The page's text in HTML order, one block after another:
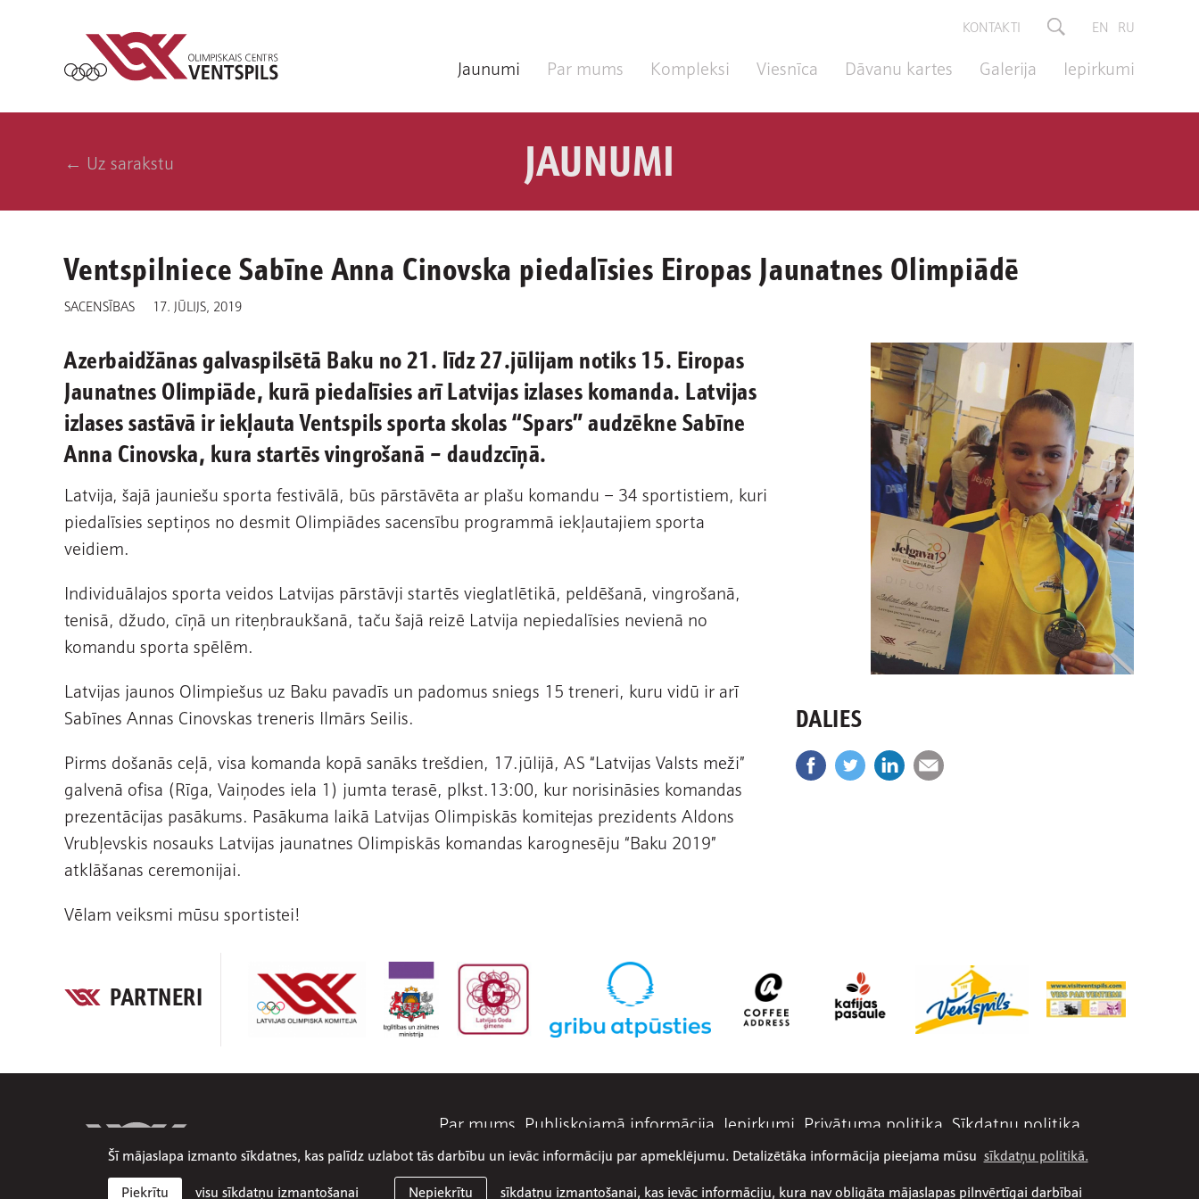
Šī mājaslapa izmanto sīkdatnes, kas palīdz uzlabot tās darbību un ievāc informāciju par apmeklējumu. Detalizētāka informācija pieejama mūsu sīkdatņu politikā.
Nepiekrītu
sīkdatņu izmantošanai, kas ievāc informāciju, kura nav obligāta mājaslapas pilnvērtīgai darbībai
Piekrītu visu sīkdatņu izmantošanai
KONTAKTI EN RU
Jaunumi Par mums Kompleksi Viesnīca Dāvanu kartes Galerija Iepirkumi
← Uz sarakstu JAUNUMI
Ventspilniece Sabīne Anna Cinovska piedalīsies Eiropas Jaunatnes Olimpiādē
SACENSĪBAS 17. JŪLIJS, 2019
Azerbaidžānas galvaspilsētā Baku no 21. līdz 27.jūlijam notiks 15. Eiropas
Jaunatnes Olimpiāde, kurā piedalīsies arī Latvijas izlases komanda. Latvijas
izlases sastāvā ir iekļauta Ventspils sporta skolas “Spars” audzēkne Sabīne
Anna Cinovska, kura startēs vingrošanā – daudzcīņā.
Latvija, šajā jauniešu sporta festivālā, būs pārstāvēta ar plašu komandu – 34 sportistiem, kuri
piedalīsies septiņos no desmit Olimpiādes sacensību programmā iekļautajiem sporta
veidiem.
Individuālajos sporta veidos Latvijas pārstāvji startēs vieglatlētikā, peldēšanā, vingrošanā,
tenisā, džudo, cīņā un riteņbraukšanā, taču šajā reizē Latvija nepiedalīsies nevienā no
komandu sporta spēlēm.
Latvijas jaunos Olimpiešus uz Baku pavadīs un padomus sniegs 15 treneri, kuru vidū ir arī
Sabīnes Annas Cinovskas treneris Ilmārs Seilis.
Pirms došanās ceļā, visa komanda kopā sanāks trešdien, 17.jūlijā, AS “Latvijas Valsts meži”
galvenā ofisa (Rīga, Vaiņodes iela 1) jumta terasē, plkst.13:00, kur norisināsies komandas
prezentācijas pasākums. Pasākuma laikā Latvijas Olimpiskās komitejas prezidents Aldons
Vrubļevskis nosauks Latvijas jaunatnes Olimpiskās komandas karognesēju “Baku 2019”
atklāšanas ceremonijai.
Vēlam veiksmi mūsu sportistei!
DALIES
PARTNERI
Par mums Publiskojamā informācija Iepirkumi Privātuma politika Sīkdatņu politika
© 2026 SIA Olimpiskais centrs Ventspils Mājaslapa: